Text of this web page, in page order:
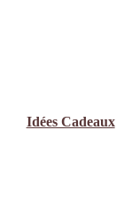
Idées Cadeaux